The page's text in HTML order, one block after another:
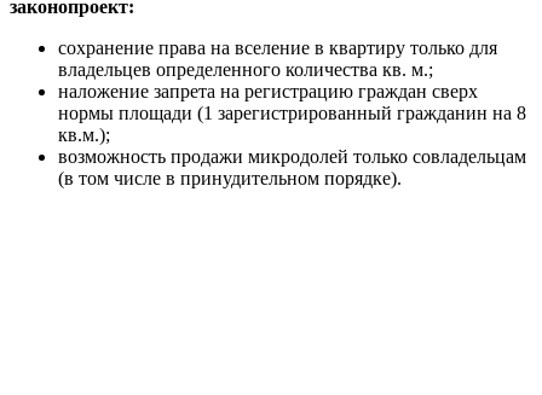
законопроект:
сохранение права на вселение в квартиру только для
владельцев определенного количества кв. м.;
наложение запрета на регистрацию граждан сверх
нормы площади (1 зарегистрированный гражданин на 8
кв.м.);
возможность продажи микродолей только совладельцам
(в том числе в принудительном порядке).